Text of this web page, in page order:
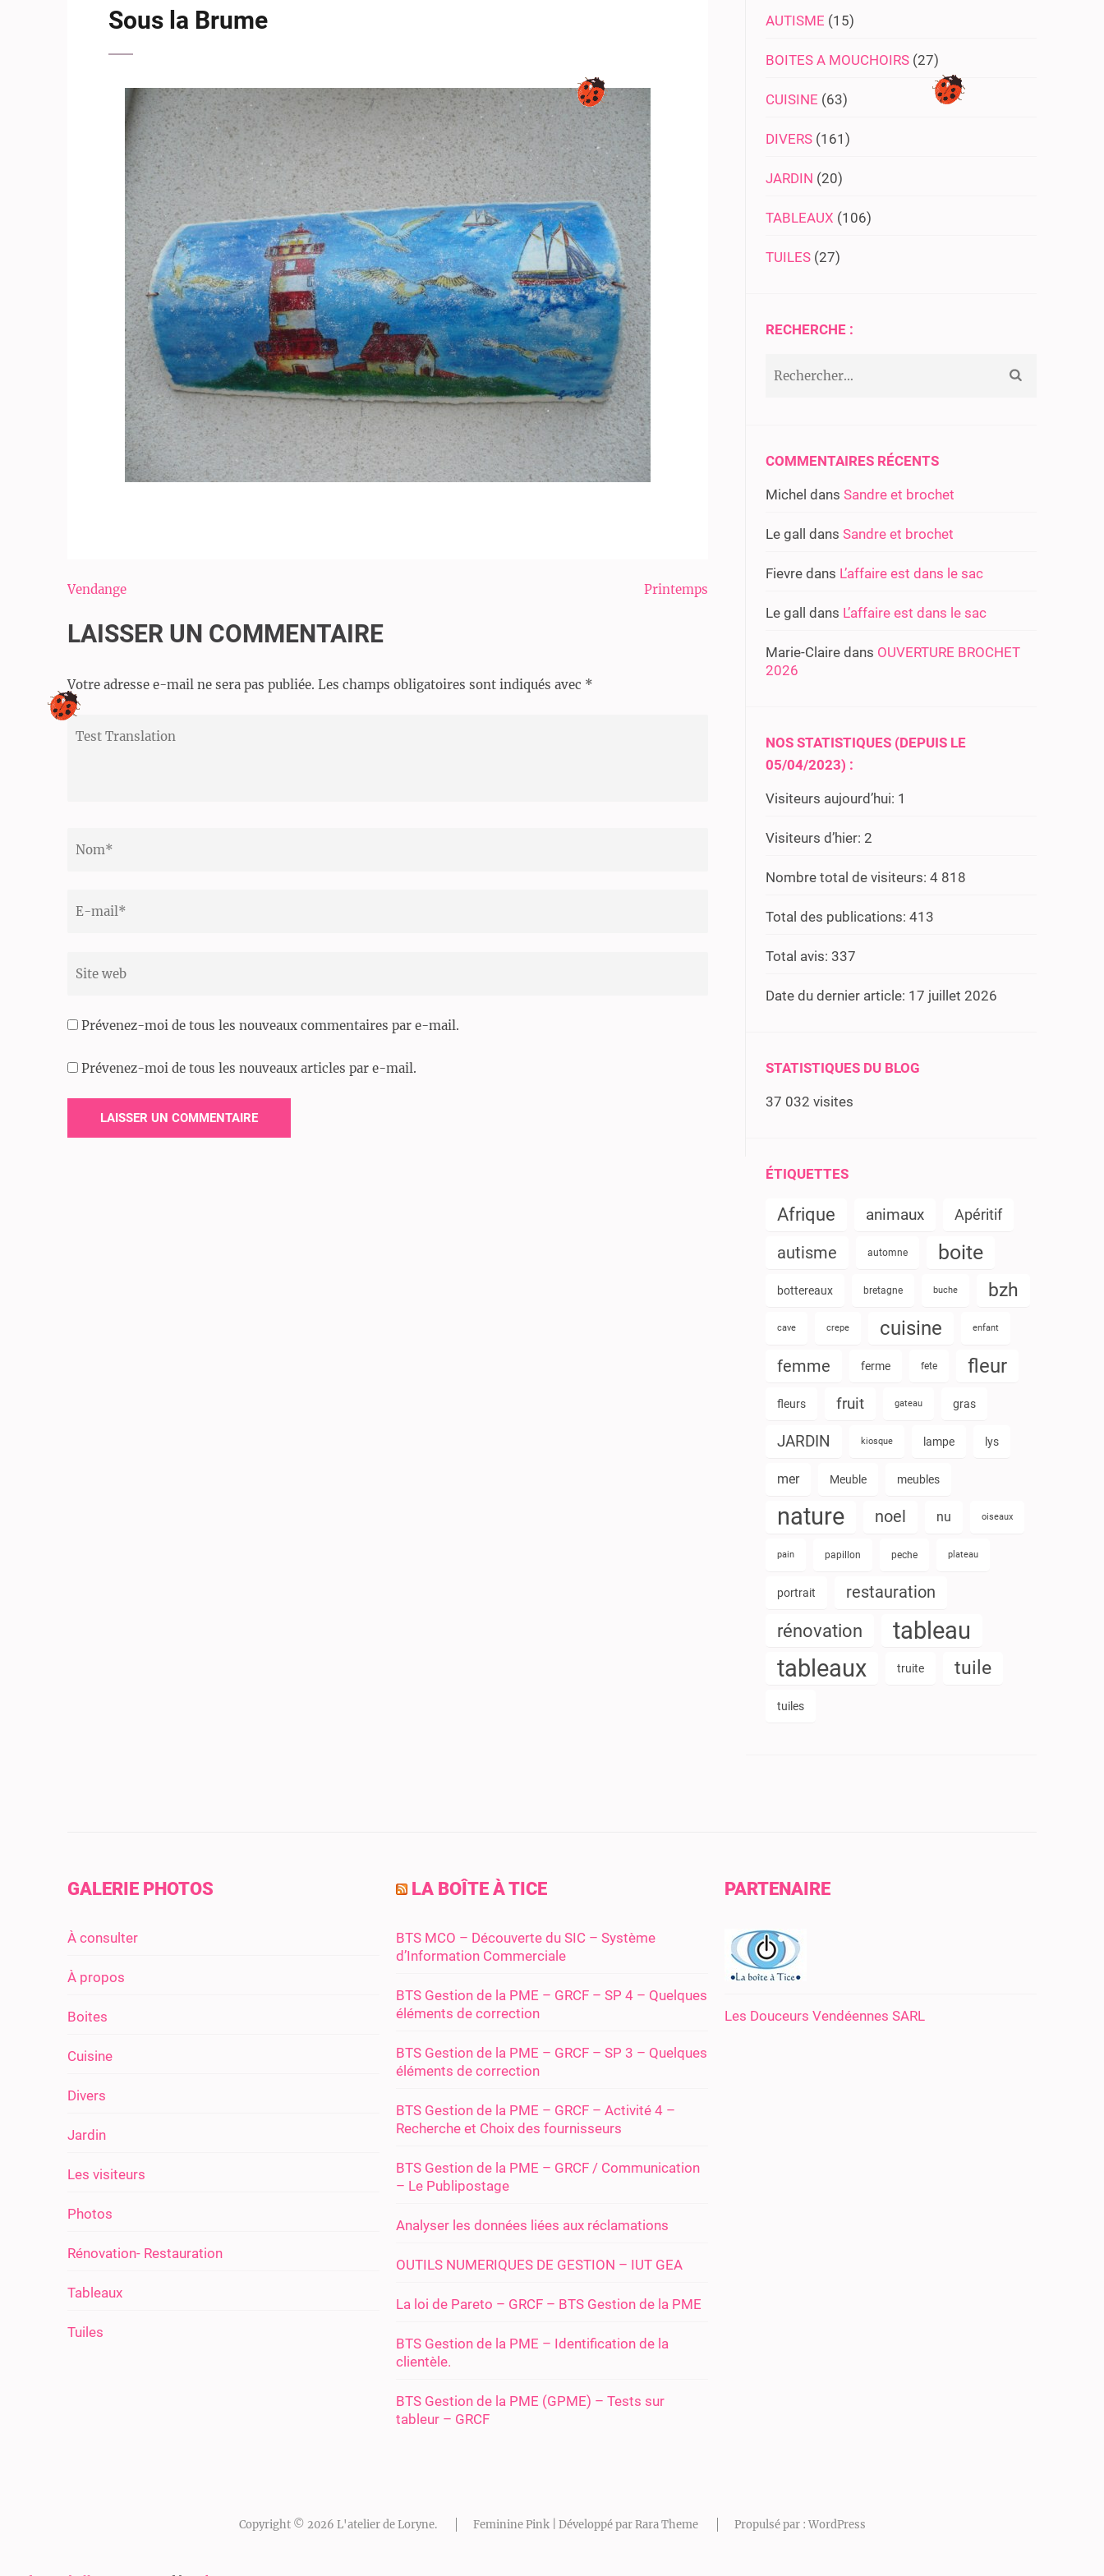
Sous la Brume
Navigation
l’article
Vendange Printemps
LAISSER UN COMMENTAIRE
Votre adresse e-mail ne sera pas publiée. Les champs obligatoires sont indiqués avec *
Prévenez-moi de tous les nouveaux commentaires par e-mail.
Prévenez-moi de tous les nouveaux articles par e-mail.
AUTISME (15)
BOITES A MOUCHOIRS (27)
CUISINE (63)
DIVERS (161)
JARDIN (20)
TABLEAUX (106)
TUILES (27)
RECHERCHE :
COMMENTAIRES RÉCENTS
Michel dans Sandre et brochet
Le gall dans Sandre et brochet
Fievre dans L’affaire est dans le sac
Le gall dans L’affaire est dans le sac
Marie-Claire dans OUVERTURE BROCHET
2026
NOS STATISTIQUES (DEPUIS LE
05/04/2023) :
Visiteurs aujourd’hui: 1
Visiteurs d’hier: 2
Nombre total de visiteurs: 4 818
Total des publications: 413
Total avis: 337
Date du dernier article: 17 juillet 2026
STATISTIQUES DU BLOG
37 032 visites
ÉTIQUETTES
Afrique animaux Apéritif
autisme automne boite
bottereaux bretagne buche bzh
cave crepe cuisine enfant
femme ferme fete fleur
fleurs fruit gateau gras
JARDIN kiosque lampe lys
mer Meuble meubles
nature noel nu oiseaux
pain papillon peche plateau
portrait restauration
rénovation
tableau
tableaux
truite tuile
tuiles
GALERIE PHOTOS
À consulter
À propos
Boites
Cuisine
Divers
Jardin
Les visiteurs
Photos
Rénovation- Restauration
Tableaux
Tuiles
LA BOÎTE À TICE
BTS MCO – Découverte du SIC – Système
d’Information Commerciale
BTS Gestion de la PME – GRCF – SP 4 – Quelques
éléments de correction
BTS Gestion de la PME – GRCF – SP 3 – Quelques
éléments de correction
BTS Gestion de la PME – GRCF – Activité 4 –
Recherche et Choix des fournisseurs
BTS Gestion de la PME – GRCF / Communication
– Le Publipostage
Analyser les données liées aux réclamations
OUTILS NUMERIQUES DE GESTION – IUT GEA
La loi de Pareto – GRCF – BTS Gestion de la PME
BTS Gestion de la PME – Identification de la
clientèle.
BTS Gestion de la PME (GPME) – Tests sur
tableur – GRCF
PARTENAIRE
Les Douceurs Vendéennes SARL
Copyright © 2026 L'atelier de Loryne. Feminine Pink | Développé parRara Theme Propulsé par : WordPress